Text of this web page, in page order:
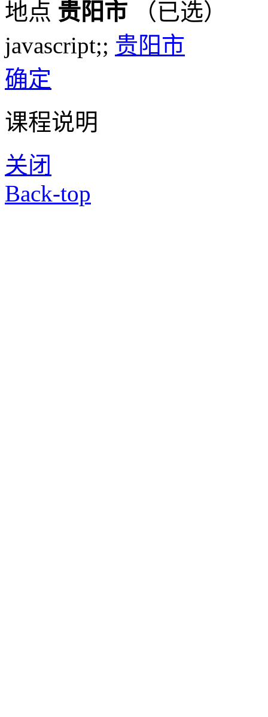
地点 贵阳市 （已选）
javascript;; 贵阳市
确定
课程说明
关闭
Back-top